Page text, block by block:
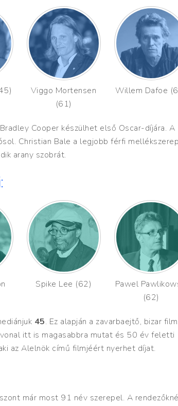
Viggo Mortensen
(61)
Willem Dafoe
Cooper készülhet első Oscar-díjára. A
Christian Bale a legjobb férfi
arany szobrát.
Spike Lee (62)
Pawel
(62)
45. Ez alapján a zavarbaejtő, bizar
itt is magasabbra mutat és 50 év feletti
az Alelnök című filmjéért nyerhet díjat.
már most 91 név szerepel. A